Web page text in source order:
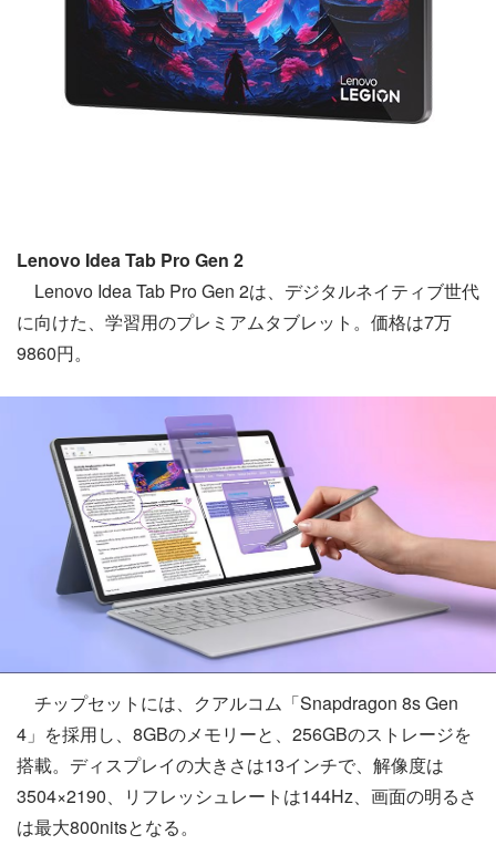
Lenovo Idea Tab Pro Gen 2
Lenovo Idea Tab Pro Gen 2は、デジタルネイティブ世代
に向けた、学習用のプレミアムタブレット。価格は7万
9860円。
チップセットには、クアルコム「Snapdragon 8s Gen
4」を採用し、8GBのメモリーと、256GBのストレージを
搭載。ディスプレイの大きさは13インチで、解像度は
3504×2190、リフレッシュレートは144Hz、画面の明るさ
は最大800nitsとなる。